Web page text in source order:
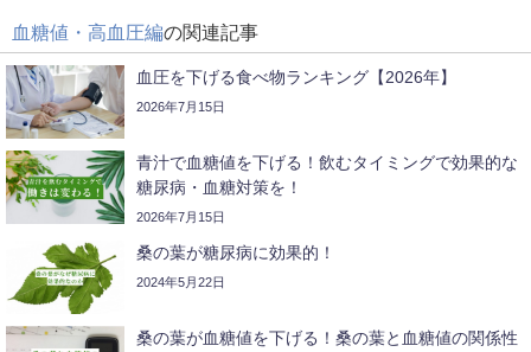
血糖値・高血圧編の関連記事
血圧を下げる食べ物ランキング【2026年】
2026年7月15日
青汁で血糖値を下げる！飲むタイミングで効果的な
糖尿病・血糖対策を！
2026年7月15日
桑の葉が糖尿病に効果的！
2024年5月22日
桑の葉が血糖値を下げる！桑の葉と血糖値の関係性